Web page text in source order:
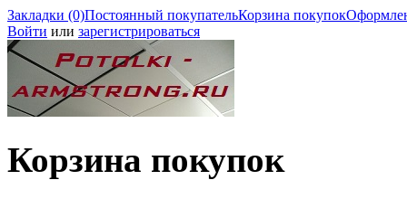
Закладки (0)Постоянный покупательКорзина покупок
Войти или зарегистрироваться
Корзина покупок